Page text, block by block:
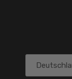
Land/Region